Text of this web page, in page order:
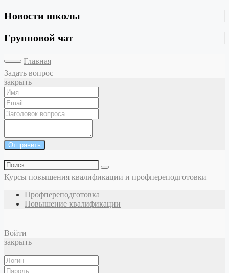
Новости школы
Групповой чат
Главная
Задать вопрос
закрыть
Отправить
Курсы повышения квалификации и профпереподготовки
Профпереподготовка
Повышение квалификации
Войти
закрыть